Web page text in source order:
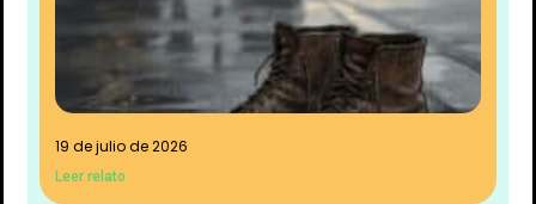
19 de julio de 2026
Leer relato